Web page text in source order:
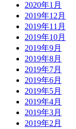
2020年1月
2019年12月
2019年11月
2019年10月
2019年9月
2019年8月
2019年7月
2019年6月
2019年5月
2019年4月
2019年3月
2019年2月